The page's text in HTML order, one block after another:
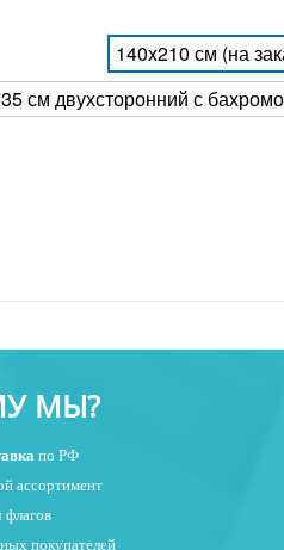
140x210 см (на
см двухсторонний с
МЫ?
по РФ
ассортимент
флагов
покупателей